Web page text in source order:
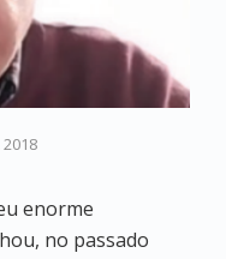
enorme
no passado